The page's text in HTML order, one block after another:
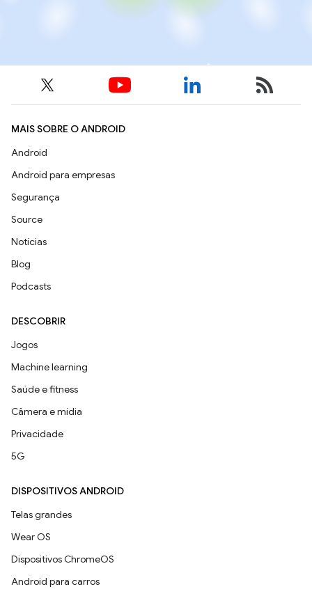
MAIS SOBRE O ANDROID
Android
Android para empresas
Segurança
Source
Notícias
Blog
Podcasts
DESCOBRIR
Jogos
Machine learning
Saúde e fitness
Câmera e mídia
Privacidade
5G
DISPOSITIVOS ANDROID
Telas grandes
Wear OS
Dispositivos ChromeOS
Android para carros